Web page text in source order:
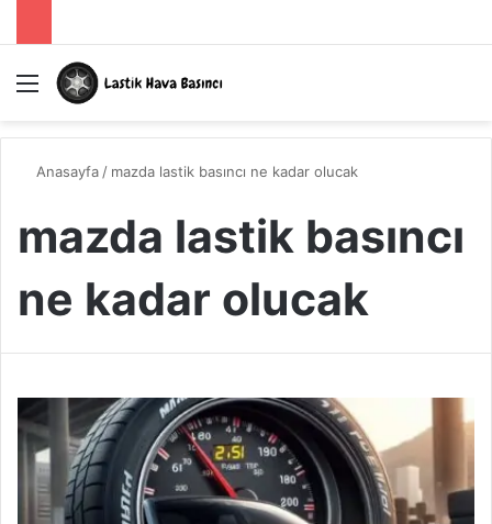
Menü
Anasayfa / mazda lastik basıncı ne kadar olucak
mazda lastik basıncı
ne kadar olucak